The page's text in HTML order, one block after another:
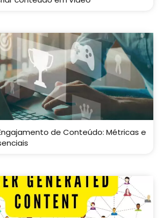
de Conteúdo: Métricas e